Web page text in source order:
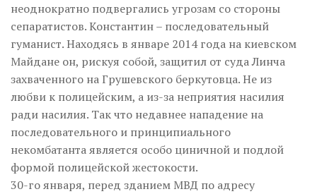
неоднократно подвергались угрозам со стороны
сепаратистов. Константин – последовательный
гуманист. Находясь в январе 2014 года на киевском
Майдане он, рискуя собой, защитил от суда Линча
захваченного на Грушевского беркутовца. Не из
любви к полицейским, а из-за неприятия насилия
ради насилия. Так что недавнее нападение на
последовательного и принципиального
некомбатанта является особо циничной и подлой
формой полицейской жестокости.
30-го января, перед зданием МВД по адресу